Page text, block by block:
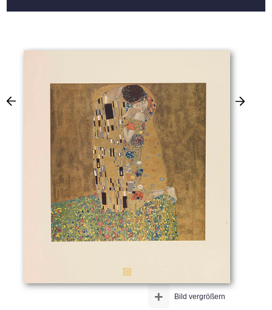
Bild vergrößern
+